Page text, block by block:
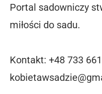
Portal sadowniczy
miłości do sadu.
Kontakt: +48 733